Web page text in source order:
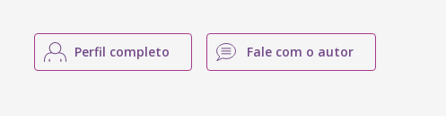
Perfil completo Fale com o autor